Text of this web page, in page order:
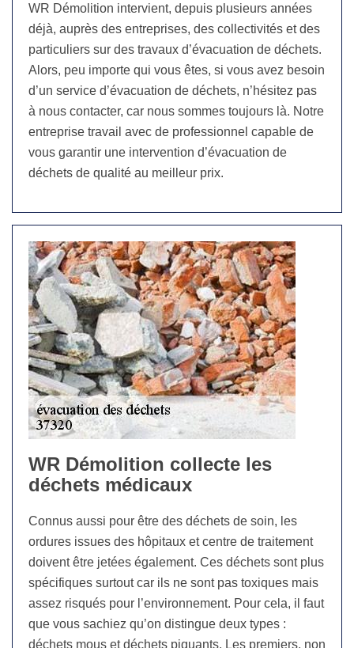
WR Démolition intervient, depuis plusieurs années
déjà, auprès des entreprises, des collectivités et des
particuliers sur des travaux d’évacuation de déchets.
Alors, peu importe qui vous êtes, si vous avez besoin
d’un service d’évacuation de déchets, n’hésitez pas
à nous contacter, car nous sommes toujours là. Notre
entreprise travail avec de professionnel capable de
vous garantir une intervention d’évacuation de
déchets de qualité au meilleur prix.
WR Démolition collecte les
déchets médicaux
Connus aussi pour être des déchets de soin, les
ordures issues des hôpitaux et centre de traitement
doivent être jetées également. Ces déchets sont plus
spécifiques surtout car ils ne sont pas toxiques mais
assez risqués pour l’environnement. Pour cela, il faut
que vous sachiez qu’on distingue deux types :
déchets mous et déchets piquants. Les premiers, non